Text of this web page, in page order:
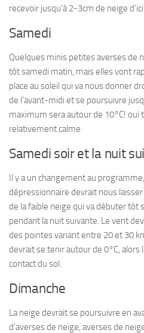
recevoir jusqu’à 2-3cm de neige
Samedi
Quelques minis petites averses de
tôt samedi matin, mais elles vont
place au soleil qui va nous donner
de l’avant-midi et se poursuivre
maximum sera autour de 10°C! oui
relativement calme.
Samedi soir et la nuit
Il y a un changement au
dépressionnaire devrait nous
de la faible neige qui va débuter tôt
pendant la nuit suivante. Le vent
des pointes variant entre 20 et 30
devrait se tenir autour de 0°C, alors
contact du sol.
Dimanche
La neige devrait se poursuivre en
d’averses de neige, averses de